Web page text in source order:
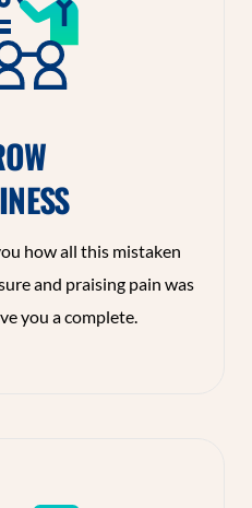
how all this mistaken
and praising pain was
you a complete.